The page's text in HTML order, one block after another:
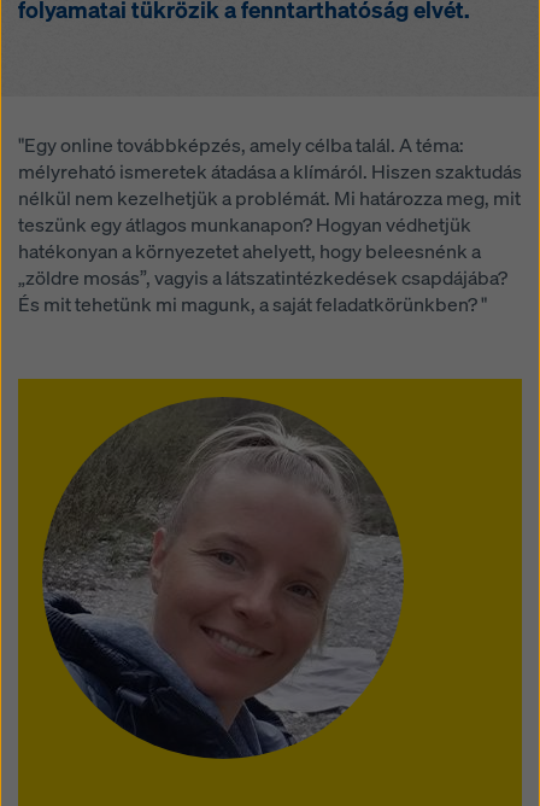
folyamatai tükrözik a fenntarthatóság elvét.
"Egy online továbbképzés, amely célba talál. A téma:
mélyreható ismeretek átadása a klímáról. Hiszen szaktudás
nélkül nem kezelhetjük a problémát. Mi határozza meg, mit
teszünk egy átlagos munkanapon? Hogyan védhetjük
hatékonyan a környezetet ahelyett, hogy beleesnénk a
„zöldre mosás”, vagyis a látszatintézkedések csapdájába?
És mit tehetünk mi magunk, a saját feladatkörünkben? "
hozzáférhetnek, és hogy ez ellen nincs hatékony
elutasíthatja a hozzájárulást igénylő összes cookie-t. A
weboldal alján találhatócookie-beállításokra kattintva
bármikor visszavonhatja hozzájárulását a jövőre nézve
és indoklás nélkül.
További információkat a cookie-królAdatvédelmi
szabályzatunkbantalál. Lehetőséget biztosítunk
Önnek a cookie-k kiválasztására is (speciális cookie-